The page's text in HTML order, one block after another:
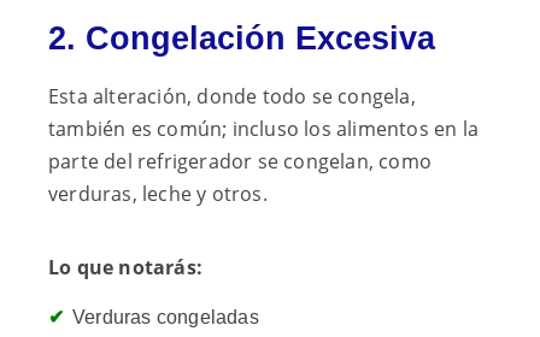
2. Congelación Excesiva
Esta alteración, donde todo se congela,
también es común; incluso los alimentos en la
parte del refrigerador se congelan, como
verduras, leche y otros.
Lo que notarás:
Verduras congeladas